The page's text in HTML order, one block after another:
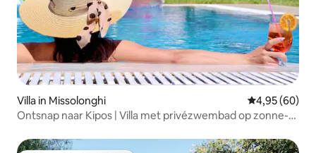
Villa in Missolonghi Gemiddelde
4,95 (60)
Ontsnap naar Kipos | Villa met privézwembad op zonne-